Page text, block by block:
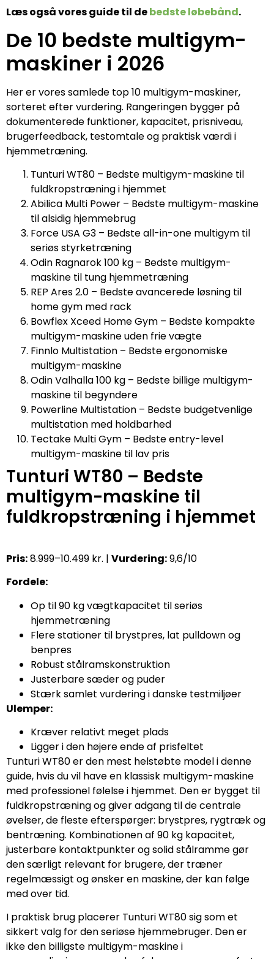
Læs også vores guide til debedste løbebånd.
De 10 bedste multigym-
maskiner i 2026
Her er vores samlede top 10 multigym-maskiner,
sorteret efter vurdering. Rangeringen bygger på
dokumenterede funktioner, kapacitet, prisniveau,
brugerfeedback, testomtale og praktisk værdi i
hjemmetræning.
Tunturi WT80 – Bedste multigym-maskine til
fuldkropstræning i hjemmet
Abilica Multi Power – Bedste multigym-maskine
til alsidig hjemmebrug
Force USA G3 – Bedste all-in-one multigym til
seriøs styrketræning
Odin Ragnarok 100 kg – Bedste multigym-
maskine til tung hjemmetræning
REP Ares 2.0 – Bedste avancerede løsning til
home gym med rack
Bowflex Xceed Home Gym – Bedste kompakte
multigym-maskine uden frie vægte
Finnlo Multistation – Bedste ergonomiske
multigym-maskine
Odin Valhalla 100 kg – Bedste billige multigym-
maskine til begyndere
Powerline Multistation – Bedste budgetvenlige
multistation med holdbarhed
Tectake Multi Gym – Bedste entry-level
multigym-maskine til lav pris
Tunturi WT80 – Bedste
multigym-maskine til
fuldkropstræning i hjemmet
Pris:8.999–10.499 kr. | Vurdering:9,6/10
Fordele:
Op til 90 kg vægtkapacitet til seriøs
hjemmetræning
Flere stationer til brystpres, lat pulldown og
benpres
Robust stålramskonstruktion
Justerbare sæder og puder
Stærk samlet vurdering i danske testmiljøer
Ulemper:
Kræver relativt meget plads
Ligger i den højere ende af prisfeltet
Tunturi WT80 er den mest helstøbte model i denne
guide, hvis du vil have en klassisk multigym-maskine
med professionel følelse i hjemmet. Den er bygget til
fuldkropstræning og giver adgang til de centrale
øvelser, de fleste efterspørger: brystpres, rygtræk og
bentræning. Kombinationen af 90 kg kapacitet,
justerbare kontaktpunkter og solid stålramme gør
den særligt relevant for brugere, der træner
regelmæssigt og ønsker en maskine, der kan følge
med over tid.
I praktisk brug placerer Tunturi WT80 sig som et
sikkert valg for den seriøse hjemmebruger. Den er
ikke den billigste multigym-maskine i